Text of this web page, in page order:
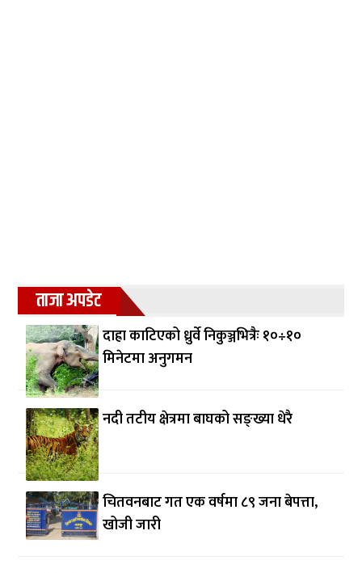
ताजा अपडेट
दाह्रा काटिएको ध्रुर्वे निकुञ्जभित्रैः १०÷१०
मिनेटमा अनुगमन
नदी तटीय क्षेत्रमा बाघको सङ्ख्या धेरै
चितवनबाट गत एक वर्षमा ८९ जना बेपत्ता,
खोजी जारी